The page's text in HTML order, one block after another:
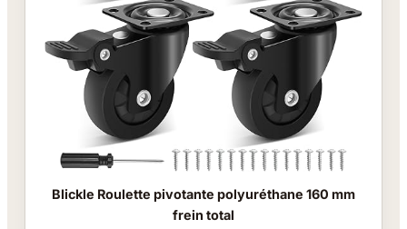
Blickle Roulette pivotante polyuréthane 160 mm
frein total